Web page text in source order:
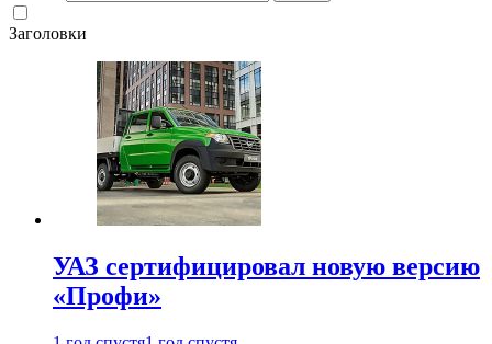
Заголовки
УАЗ сертифицировал новую версию
«Профи»